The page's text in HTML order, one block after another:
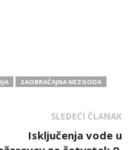
SAOBRAĆAJNA NEZGODA
SLEDEĆI ČLANAK
Isključenja vode u